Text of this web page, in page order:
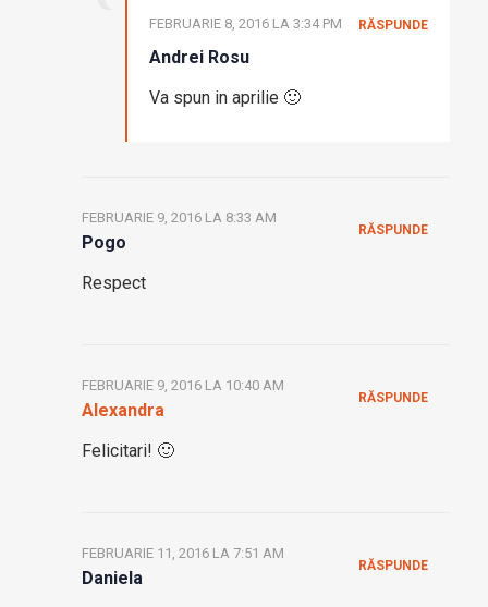
Andrei Rosu
FEBRUARIE 8, 2016 LA 3:34 PM
Va spun in aprilie 🙂
RĂSPUNDE
Pogo
FEBRUARIE 9, 2016 LA 8:33 AM
Respect
RĂSPUNDE
Alexandra
FEBRUARIE 9, 2016 LA 10:40 AM
Felicitari! 🙂
RĂSPUNDE
Daniela
FEBRUARIE 11, 2016 LA 7:51 AM
RĂSPUNDE